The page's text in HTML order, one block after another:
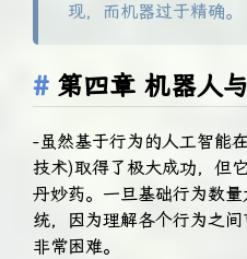
现，而机器过于精确。
第四章 机器人
-虽然基于行为的人工智能
技术)取得了极大成功，但
丹妙药。一旦基础行为数
统，因为理解各个行为之
非常困难。